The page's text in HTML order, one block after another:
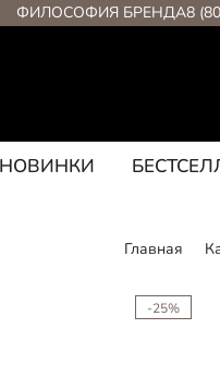
ФИЛОСОФИЯ БРЕНДА8
Главная
-25%